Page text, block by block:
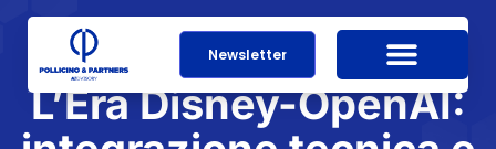
Newsletter
L’Era Disney-OpenAI: